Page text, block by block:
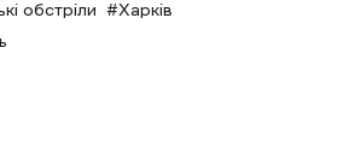
обстріли
Харків